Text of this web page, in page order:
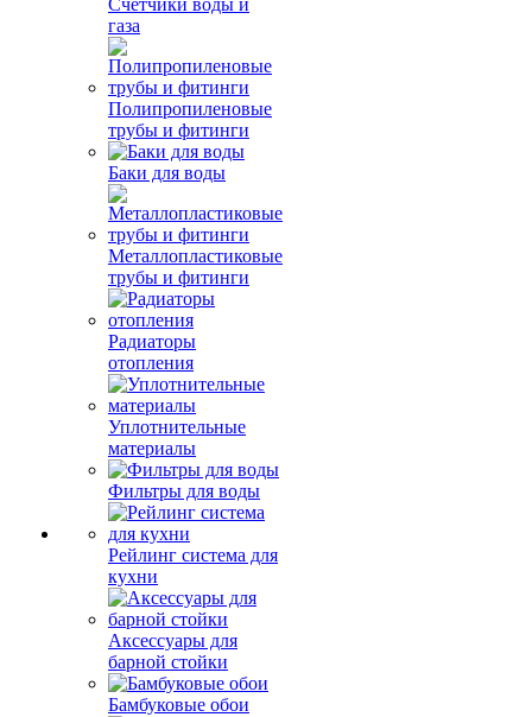
Счетчики воды и
газа
Полипропиленовые
трубы и фитинги
Баки для воды
Металлопластиковые
трубы и фитинги
Радиаторы
отопления
Уплотнительные
материалы
Фильтры для воды
Рейлинг система для
кухни
Аксессуары для
барной стойки
Бамбуковые обои